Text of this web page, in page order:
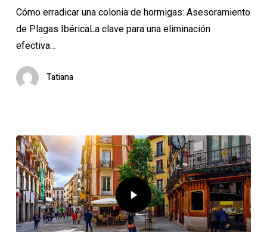
salud
y
la
Cómo erradicar una colonia de hormigas: Asesoramiento
de Plagas IbéricaLa clave para una eliminación
efectiva…
Tatiana